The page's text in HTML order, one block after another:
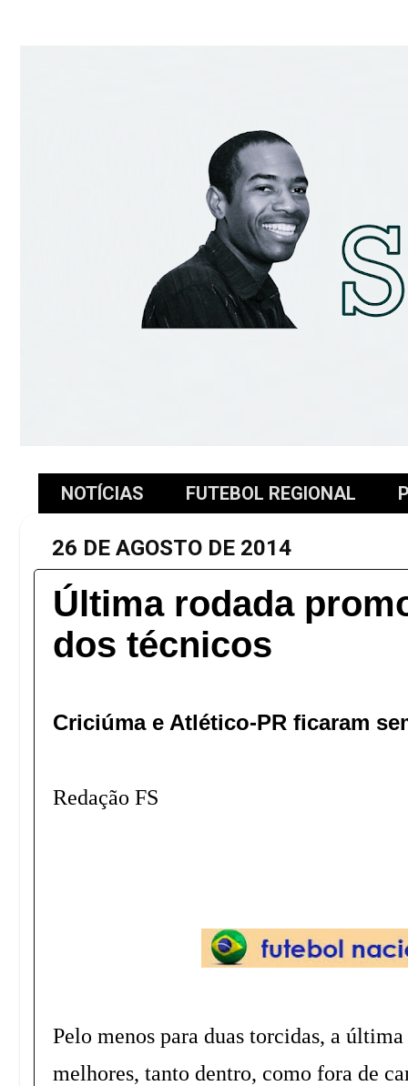
NOTÍCIAS FUTEBOL REGIONAL
26 DE AGOSTO DE 2014
Última rodada
dos técnicos
Criciúma e Atlético-PR ficaram
Redação FS
Pelo menos para duas torcidas, a
melhores, tanto dentro, como fora de